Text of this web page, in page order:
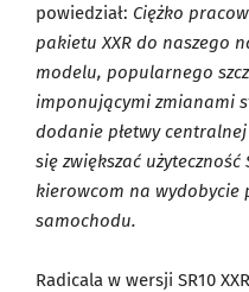
powiedział: Ciężko
pakietu XXR do naszego
modelu, popularnego
imponującymi zmianami
dodanie płetwy
się zwiększać użyteczność
kierowcom na wydobycie
samochodu.
Radicala w wersji SR10